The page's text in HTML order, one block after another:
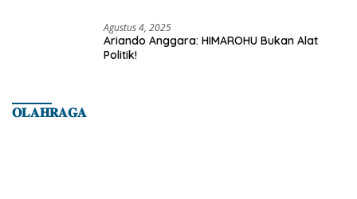
Agustus 4, 2025
Ariando Anggara: HIMAROHU Bukan Alat
Politik!
𝐎𝐋𝐀𝐇𝐑𝐀𝐆𝐀